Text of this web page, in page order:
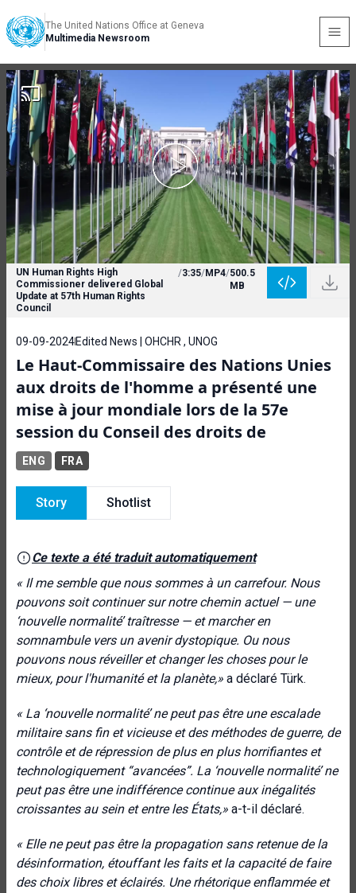
The United Nations Office at Geneva
Multimedia Newsroom
UN Human Rights High
Commissioner delivered Global
Update at 57th Human Rights
Council
/3:35/MP4/500.5
MB
09-09-2024Edited News | OHCHR , UNOG
Le Haut-Commissaire des Nations Unies
aux droits de l'homme a présenté une
mise à jour mondiale lors de la 57e
session du Conseil des droits de
ENG FRA
Story Shotlist
Ce texte a été traduit automatiquement
« Il me semble que nous sommes à un carrefour. Nous
pouvons soit continuer sur notre chemin actuel — une
‘nouvelle normalité’ traîtresse — et marcher en
somnambule vers un avenir dystopique. Ou nous
pouvons nous réveiller et changer les choses pour le
mieux, pour l'humanité et la planète,» a déclaré Türk.
« La ‘nouvelle normalité’ ne peut pas être une escalade
militaire sans fin et vicieuse et des méthodes de guerre, de
contrôle et de répression de plus en plus horrifiantes et
technologiquement “avancées”. La ‘nouvelle normalité’ ne
peut pas être une indifférence continue aux inégalités
croissantes au sein et entre les États,» a-t-il déclaré.
« Elle ne peut pas être la propagation sans retenue de la
désinformation, étouffant les faits et la capacité de faire
des choix libres et éclairés. Une rhétorique enflammée et